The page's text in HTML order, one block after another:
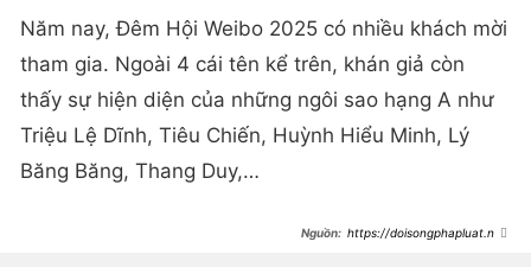
Năm nay, Đêm Hội Weibo 2025 có nhiều khách mời
tham gia. Ngoài 4 cái tên kể trên, khán giả còn
thấy sự hiện diện của những ngôi sao hạng A như
Triệu Lệ Dĩnh, Tiêu Chiến, Huỳnh Hiểu Minh, Lý
Băng Băng, Thang Duy,…
https://doisongphapluat.ngu